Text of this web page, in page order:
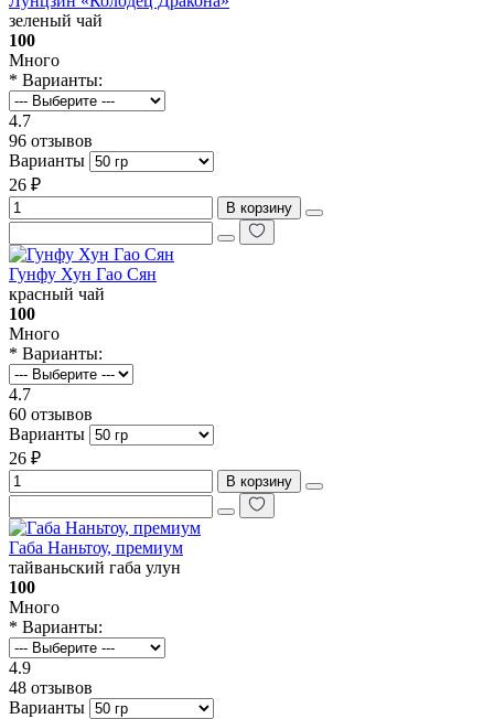
зеленый чай
100
Много
* Варианты:
4.7
96 отзывов
Варианты
26 ₽
В корзину
Гунфу Хун Гао Сян
красный чай
100
Много
* Варианты:
4.7
60 отзывов
Варианты
26 ₽
В корзину
Габа Наньтоу, премиум
тайваньский габа улун
100
Много
* Варианты:
4.9
48 отзывов
Варианты